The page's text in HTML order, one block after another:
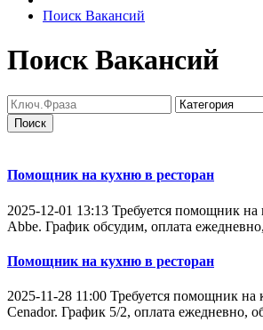
Поиск Вакансий
Поиск Вакансий
Поиск
Помощник на кухню в ресторан
2025-12-01 13:13 Требуется помощник на
Abbe. График обсудим, оплата
Помощник на кухню в ресторан
2025-11-28 11:00 Требуется помощник на
Cenador. График 5/2, оплата ежедневно,